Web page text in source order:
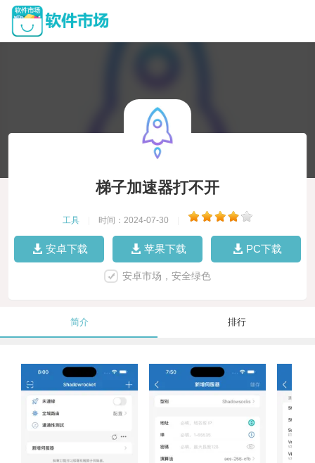
梯子加速器打不开
工具 时间：2024-07-30
安卓下载 苹果下载 PC下载
安卓市场，安全绿色
简介 排行